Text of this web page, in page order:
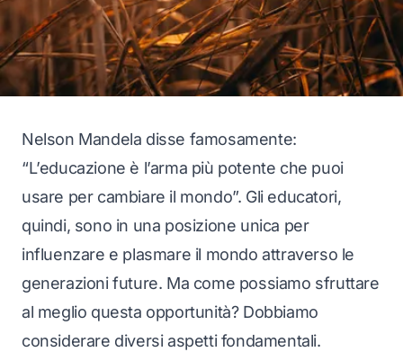
Nelson Mandela disse famosamente:
“L’educazione è l’arma più potente che puoi
usare per cambiare il mondo”. Gli educatori,
quindi, sono in una posizione unica per
influenzare e plasmare il mondo attraverso le
generazioni future. Ma come possiamo sfruttare
al meglio questa opportunità? Dobbiamo
considerare diversi aspetti fondamentali.